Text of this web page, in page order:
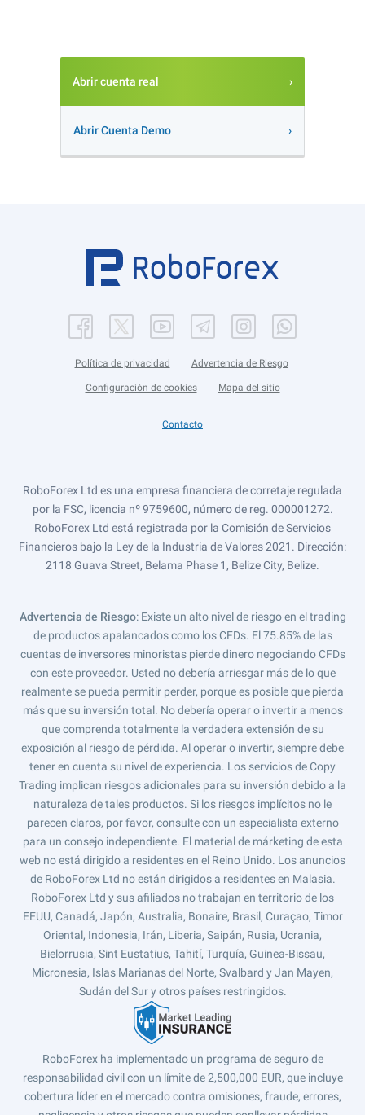
Abrir cuenta real
Abrir Cuenta Demo
Política de privacidad Advertencia de Riesgo
Configuración de cookies Mapa del sitio
Contacto
RoboForex Ltd es una empresa financiera de corretaje regulada
por la FSC, licencia nº 9759600, número de reg. 000001272.
RoboForex Ltd está registrada por la Comisión de Servicios
Financieros bajo la Ley de la Industria de Valores 2021. Dirección:
2118 Guava Street, Belama Phase 1, Belize City, Belize.
Advertencia de Riesgo: Existe un alto nivel de riesgo en el trading
de productos apalancados como los CFDs. El 75.85% de las
cuentas de inversores minoristas pierde dinero negociando CFDs
con este proveedor. Usted no debería arriesgar más de lo que
realmente se pueda permitir perder, porque es posible que pierda
más que su inversión total. No debería operar o invertir a menos
que comprenda totalmente la verdadera extensión de su
exposición al riesgo de pérdida. Al operar o invertir, siempre debe
tener en cuenta su nivel de experiencia. Los servicios de Copy
Trading implican riesgos adicionales para su inversión debido a la
naturaleza de tales productos. Si los riesgos implícitos no le
parecen claros, por favor, consulte con un especialista externo
para un consejo independiente. El material de márketing de esta
web no está dirigido a residentes en el Reino Unido. Los anuncios
de RoboForex Ltd no están dirigidos a residentes en Malasia.
RoboForex Ltd y sus afiliados no trabajan en territorio de los
EEUU, Canadá, Japón, Australia, Bonaire, Brasil, Curaçao, Timor
Oriental, Indonesia, Irán, Liberia, Saipán, Rusia, Ucrania,
Bielorrusia, Sint Eustatius, Tahití, Turquía, Guinea-Bissau,
Micronesia, Islas Marianas del Norte, Svalbard y Jan Mayen,
Sudán del Sur y otros países restringidos.
RoboForex ha implementado un programa de seguro de
responsabilidad civil con un límite de 2,500,000 EUR, que incluye
cobertura líder en el mercado contra omisiones, fraude, errores,